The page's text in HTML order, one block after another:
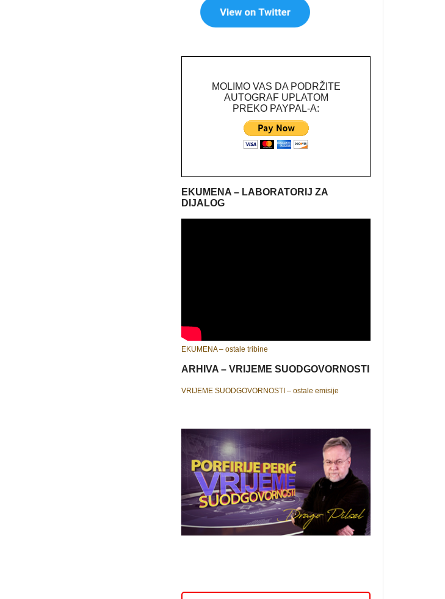
MOLIMO VAS DA PODRŽITE
AUTOGRAF UPLATOM
PREKO PAYPAL-A:
EKUMENA – LABORATORIJ ZA
DIJALOG
EKUMENA – ostale tribine
ARHIVA – VRIJEME SUODGOVORNOSTI
VRIJEME SUODGOVORNOSTI – ostale emisije